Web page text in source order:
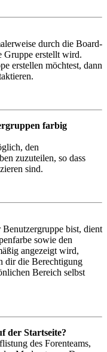
durch die Board-
Gruppe erstellt wird.
erstellen möchtest, dann
farbig
den
zuzuteilen, so dass
sind.
bist, dient
sowie den
angezeigt wird,
dir die Berechtigung
Bereich selbst
der Startseite?
des Forenteams,